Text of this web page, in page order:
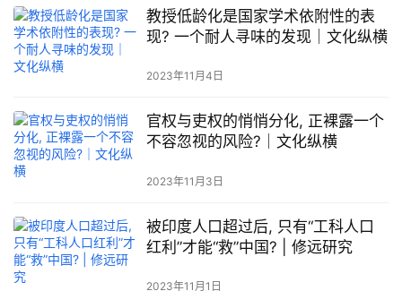
教授低龄化是国家学术依附性的表
现? 一个耐人寻味的发现｜文化纵横
2023年11月4日
官权与吏权的悄悄分化, 正裸露一个
不容忽视的风险?｜文化纵横
2023年11月3日
被印度人口超过后, 只有“工科人口
红利”才能“救”中国? | 修远研究
2023年11月1日